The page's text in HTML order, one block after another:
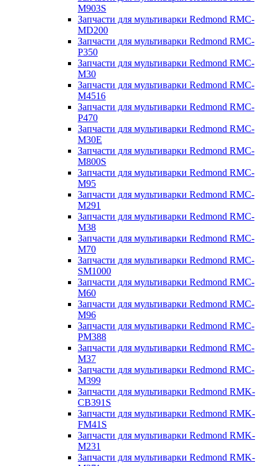
M903S
Запчасти для мультиварки Redmond RMC-
MD200
Запчасти для мультиварки Redmond RMC-
P350
Запчасти для мультиварки Redmond RMC-
M30
Запчасти для мультиварки Redmond RMC-
M4516
Запчасти для мультиварки Redmond RMC-
P470
Запчасти для мультиварки Redmond RMC-
M30E
Запчасти для мультиварки Redmond RMC-
M800S
Запчасти для мультиварки Redmond RMC-
M95
Запчасти для мультиварки Redmond RMC-
M291
Запчасти для мультиварки Redmond RMC-
M38
Запчасти для мультиварки Redmond RMC-
M70
Запчасти для мультиварки Redmond RMC-
SM1000
Запчасти для мультиварки Redmond RMC-
M60
Запчасти для мультиварки Redmond RMC-
M96
Запчасти для мультиварки Redmond RMC-
PM388
Запчасти для мультиварки Redmond RMC-
M37
Запчасти для мультиварки Redmond RMC-
M399
Запчасти для мультиварки Redmond RMK-
CB391S
Запчасти для мультиварки Redmond RMK-
FM41S
Запчасти для мультиварки Redmond RMK-
M231
Запчасти для мультиварки Redmond RMK-